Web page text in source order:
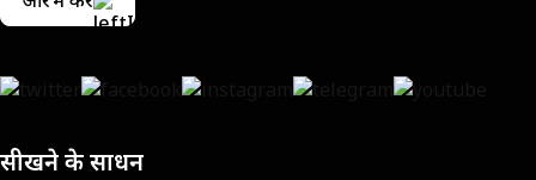
सीखने के साधन